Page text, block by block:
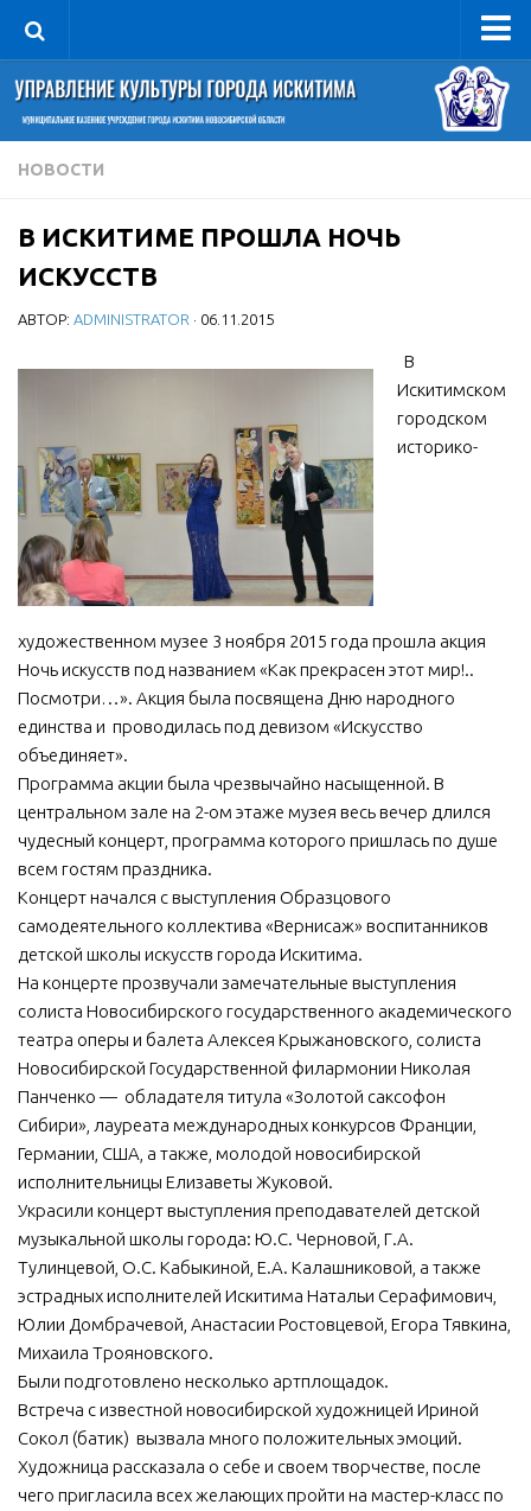
Управление
Руководитель
Сведения об организации
Книга почета культуры
Фотогалерея
Документы
Противодействие коррупции
Отчеты о деятельности
Учреждения культуры
МБУ Дом культуры «Молодость»
МБУ Дом культуры «Октябрь»
МБОУ ДО «Детская школа искусств»
МБОУ ДО «Детская музыкальная школа»
МБУК «Искитимский городской историко-художественный
МБУ Парк культуры и отдыха им. И.В. Коротеева
МБУК «Централизованная библиотечная система»
Афиша
Независимая оценка качества
Контакты
НОВОСТИ
В ИСКИТИМЕ ПРОШЛА НОЧЬ
ИСКУССТВ
АВТОР: ADMINISTRATOR · 06.11.2015
В
Искитимском
городском
историко-
художественном музее 3 ноября 2015 года прошла акция
Ночь искусств под названием «Как прекрасен этот мир!..
Посмотри…». Акция была посвящена Дню народного
единства и проводилась под девизом «Искусство
объединяет».
Программа акции была чрезвычайно насыщенной. В
центральном зале на 2-ом этаже музея весь вечер длился
чудесный концерт, программа которого пришлась по душе
всем гостям праздника.
Концерт начался с выступления Образцового
самодеятельного коллектива «Вернисаж» воспитанников
детской школы искусств города Искитима.
На концерте прозвучали замечательные выступления
солиста Новосибирского государственного академического
театра оперы и балета Алексея Крыжановского, солиста
Новосибирской Государственной филармонии Николая
Панченко — обладателя титула «Золотой саксофон
Сибири», лауреата международных конкурсов Франции,
Германии, США, а также, молодой новосибирской
исполнительницы Елизаветы Жуковой.
Украсили концерт выступления преподавателей детской
музыкальной школы города: Ю.С. Черновой, Г.А.
Тулинцевой, О.С. Кабыкиной, Е.А. Калашниковой, а также
эстрадных исполнителей Искитима Натальи Серафимович,
Юлии Домбрачевой, Анастасии Ростовцевой, Егора Тявкина,
Михаила Трояновского.
Были подготовлено несколько артплощадок.
Встреча с известной новосибирской художницей Ириной
Сокол (батик) вызвала много положительных эмоций.
Художница рассказала о себе и своем творчестве, после
чего пригласила всех желающих пройти на мастер-класс по